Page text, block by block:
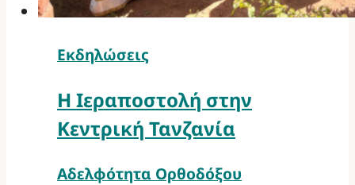
Εκδηλώσεις
Η Ιεραποστολή στην
Κεντρική Τανζανία
Αδελφότητα Ορθοδόξου